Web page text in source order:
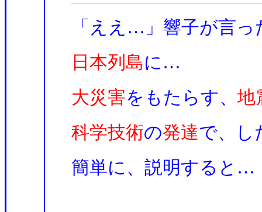
「ええ…」響子が言っ
日本列島に…
大災害をもたらす、 地
科学技術の発達で、し
簡単に、説明すると…